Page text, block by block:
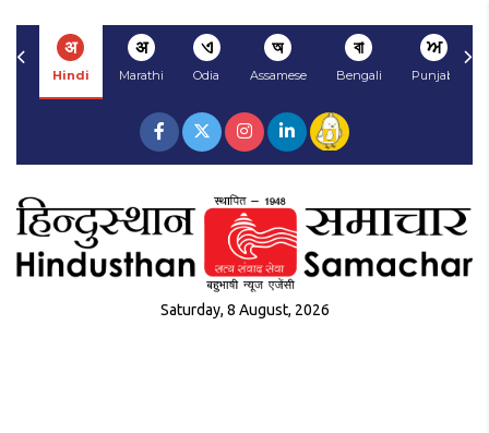
अ
Hindi
अ
Marathi
ଏ
Odia
অ
Assamese
বা
Bengali
ਅ
Punjabi
Saturday, 8 August, 2026